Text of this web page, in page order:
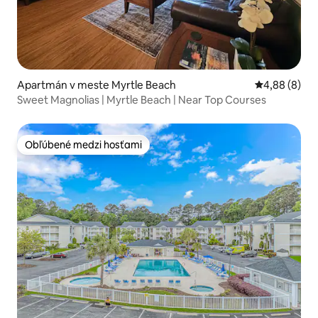
Apartmán v meste Myrtle Beach Priemerné
4,88 (8)
Sweet Magnolias | Myrtle Beach | Near Top Courses
Obľúbené medzi hosťami
Obľúbené medzi hosťami